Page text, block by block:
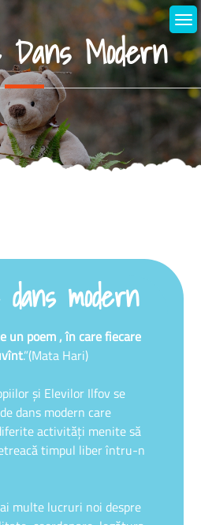
Modern
modern
un poem , în care fiecare
.”(Mata Hari)
şi Elevilor Ilfov se
dans modern care
activităţi menite să
timpul liber întru-n
multe lucruri noi despre